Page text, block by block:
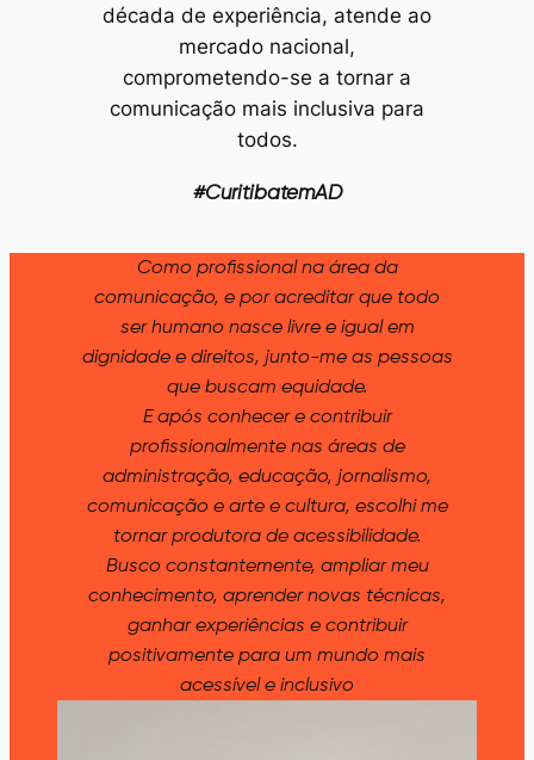
década de experiência, atende ao
mercado nacional,
comprometendo-se a tornar a
comunicação mais inclusiva para
todos.
#CuritibatemAD
Como profissional na área da
comunicação, e por acreditar que todo
ser humano nasce livre e igual em
dignidade e direitos, junto-me as pessoas
que buscam equidade.
E após conhecer e contribuir
profissionalmente nas áreas de
administração, educação, jornalismo,
comunicação e arte e cultura, escolhi me
tornar produtora de acessibilidade.
Busco constantemente, ampliar meu
conhecimento, aprender novas técnicas,
ganhar experiências e contribuir
positivamente para um mundo mais
acessível e inclusivo